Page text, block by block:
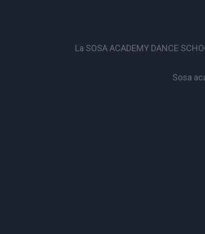
La SOSA ACADEMY DANCE
Sosa